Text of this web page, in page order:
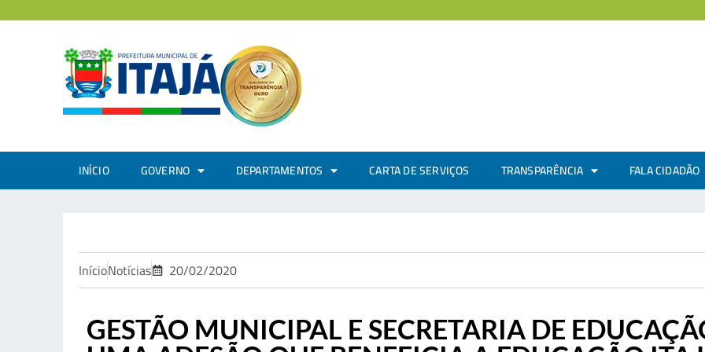
INÍCIO GOVERNO DEPARTAMENTOS CARTA DE SERVIÇOS TRANSPARÊNCIA FALA CIDADÃO
InícioNotícias 20/02/2020
GESTÃO MUNICIPAL E SECRETARIA DE